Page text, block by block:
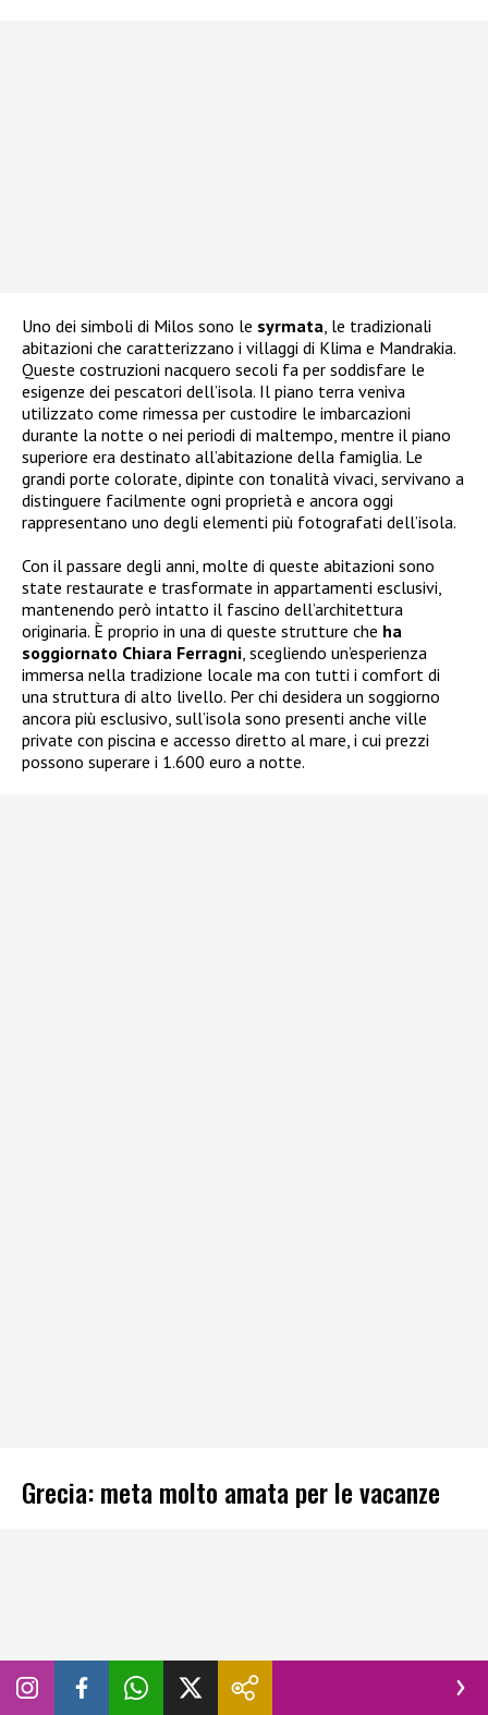
Uno dei simboli di Milos sono le syrmata , le tradizionali
abitazioni che caratterizzano i villaggi di Klima e Mandrakia.
Queste costruzioni nacquero secoli fa per soddisfare le
esigenze dei pescatori dell’isola. Il piano terra veniva
utilizzato come rimessa per custodire le imbarcazioni
durante la notte o nei periodi di maltempo, mentre il piano
superiore era destinato all’abitazione della famiglia. Le
grandi porte colorate, dipinte con tonalità vivaci, servivano a
distinguere facilmente ogni proprietà e ancora oggi
rappresentano uno degli elementi più fotografati dell’isola.
Con il passare degli anni, molte di queste abitazioni sono
state restaurate e trasformate in appartamenti esclusivi,
mantenendo però intatto il fascino dell’architettura
originaria. È proprio in una di queste strutture che ha
soggiornato Chiara Ferragni , scegliendo un’esperienza
immersa nella tradizione locale ma con tutti i comfort di
una struttura di alto livello. Per chi desidera un soggiorno
ancora più esclusivo, sull’isola sono presenti anche ville
private con piscina e accesso diretto al mare, i cui prezzi
possono superare i 1.600 euro a notte.
Grecia: meta molto amata per le vacanze